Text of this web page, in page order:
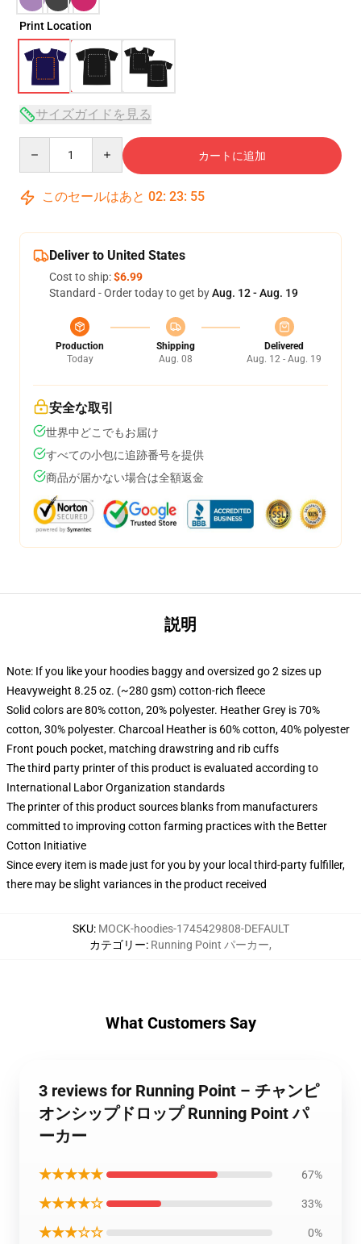
Print Location
サイズガイドを見る
カートに追加
このセールはあと 02: 23: 54
Deliver to United States
Cost to ship:$6.99
Standard - Order today to get byAug. 12 - Aug. 19
Production
Today
Shipping
Aug. 08
Delivered
Aug. 12 - Aug. 19
安全な取引
世界中どこでもお届け
すべての小包に追跡番号を提供
商品が届かない場合は全額返金
説明
Note: If you like your hoodies baggy and oversized go 2 sizes up
Heavyweight 8.25 oz. (~280 gsm) cotton-rich fleece
Solid colors are 80% cotton, 20% polyester. Heather Grey is 70%
cotton, 30% polyester. Charcoal Heather is 60% cotton, 40% polyester
Front pouch pocket, matching drawstring and rib cuffs
The third party printer of this product is evaluated according to
International Labor Organization standards
The printer of this product sources blanks from manufacturers
committed to improving cotton farming practices with the Better
Cotton Initiative
Since every item is made just for you by your local third-party fulfiller,
there may be slight variances in the product received
SKU: MOCK-hoodies-1745429808-DEFAULT
カテゴリー: Running Point パーカー,
What Customers Say
3 reviews for Running Point – チャンピ
オンシップドロップ Running Point パ
ーカー
★★★★★ 67%
★★★★☆ 33%
★★★☆☆ 0%